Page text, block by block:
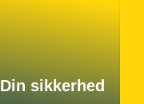
sikkerhed